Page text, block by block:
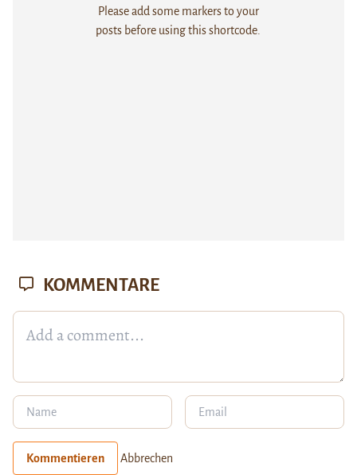
Please add some markers to your
posts before using this shortcode.
KOMMENTARE
Kommentieren Abbrechen